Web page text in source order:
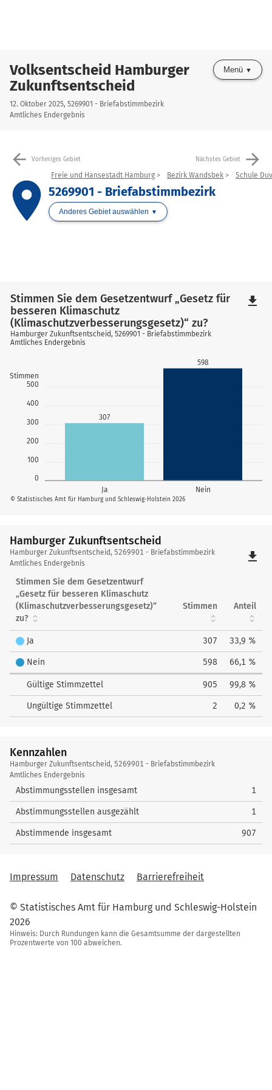
Volksentscheid Hamburger
Zukunftsentscheid
12. Oktober 2025, 5269901 - Briefabstimmbezirk
Amtliches Endergebnis
Menü
arrow_back Vorheriges Gebiet Nächstes Gebiet arrow_forward
place
Freie und Hansestadt Hamburg Bezirk Wandsbek Schule
5269901 - Briefabstimmbezirk
Anderes Gebiet auswählen
0
100
200
300
400
500
Stimmen
Ja Nein
307
598
© Statistisches Amt für Hamburg und Schleswig-Holstein 2026
Stimmen Sie dem Gesetzentwurf „Gesetz für
besseren Klimaschutz
(Klimaschutzverbesserungsgesetz)“ zu?
Hamburger Zukunftsentscheid, 5269901 - Briefabstimmbezirk
Amtliches Endergebnis
file_download
Hamburger Zukunftsentscheid
Hamburger
Zukunftsentscheid
Hamburger Zukunftsentscheid, 5269901 - Briefabstimmbezirk
Amtliches Endergebnis
file_download
Stimmen Sie dem Gesetzentwurf
„Gesetz für besseren Klimaschutz
(Klimaschutzverbesserungsgesetz)“
zu?
Stimmen Anteil
Ja 307 33,9 %
Nein 598 66,1 %
Gültige Stimmzettel 905 99,8 %
Ungültige Stimmzettel 2 0,2 %
Kennzahlen
Kennzahlen
Hamburger Zukunftsentscheid, 5269901 - Briefabstimmbezirk
Amtliches Endergebnis
Abstimmungsstellen insgesamt 1
Abstimmungsstellen ausgezählt 1
Abstimmende insgesamt 907
Impressum Datenschutz Barrierefreiheit
© Statistisches Amt für Hamburg und Schleswig-Holstein
2026
Hinweis: Durch Rundungen kann die Gesamtsumme der dargestellten
Prozentwerte von 100 abweichen.